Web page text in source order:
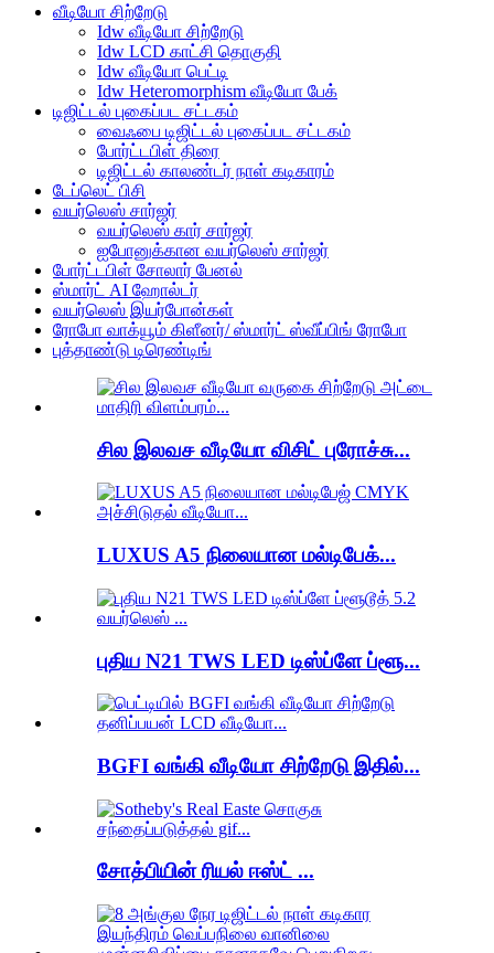
வீடியோ சிற்றேடு
Idw வீடியோ சிற்றேடு
Idw LCD காட்சி தொகுதி
Idw வீடியோ பெட்டி
Idw Heteromorphism வீடியோ பேக்
டிஜிட்டல் புகைப்பட சட்டகம்
வைஃபை டிஜிட்டல் புகைப்பட சட்டகம்
போர்ட்டபிள் திரை
டிஜிட்டல் காலண்டர் நாள் கடிகாரம்
டேப்லெட் பிசி
வயர்லெஸ் சார்ஜர்
வயர்லெஸ் கார் சார்ஜர்
ஐபோனுக்கான வயர்லெஸ் சார்ஜர்
போர்ட்டபிள் சோலார் பேனல்
ஸ்மார்ட் AI ஹோல்டர்
வயர்லெஸ் இயர்போன்கள்
ரோபோ வாக்யூம் கிளீனர்/ ஸ்மார்ட் ஸ்வீப்பிங் ரோபோ
புத்தாண்டு டிரெண்டிங்
சில இலவச வீடியோ விசிட் புரோச்சு...
LUXUS A5 நிலையான மல்டிபேக்...
புதிய N21 TWS LED டிஸ்ப்ளே ப்ளூ...
BGFI வங்கி வீடியோ சிற்றேடு இதில்...
சோத்பியின் ரியல் ஈஸ்ட் ...